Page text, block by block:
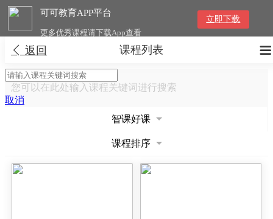
可可教育APP平台
更多优秀课程请下载App查看
立即下载
 返回 
课程列表
您可以在此处输入课程关键词进行搜索
取消
智课好课
课程排序